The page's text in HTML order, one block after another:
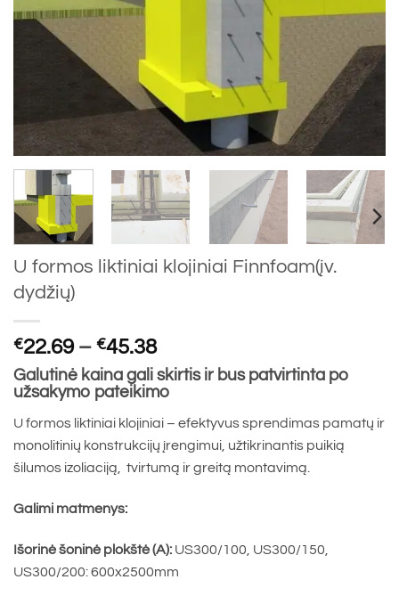
U formos liktiniai klojiniai Finnfoam(įv.
dydžių)
€22.69 – €45.38Price
range:
€22.69
€45.38
Galutinė kaina gali skirtis ir bus patvirtinta po
užsakymo pateikimo
U formos liktiniai klojiniai – efektyvus sprendimas pamatų ir
monolitinių konstrukcijų įrengimui, užtikrinantis puikią
šilumos izoliaciją, tvirtumą ir greitą montavimą.
Galimi matmenys:
Išorinė šoninė plokštė (A): US300/100, US300/150,
US300/200: 600x2500mm